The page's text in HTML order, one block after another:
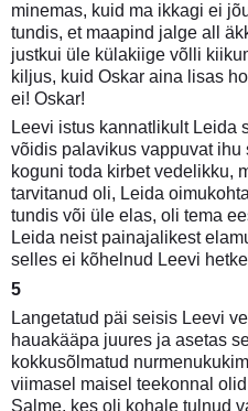
minemas, kuid ma ikkagi ei
tundis, et maapind jalge all
justkui üle külakiige võlli
kiljus, kuid Oskar aina lisas
ei! Oskar!
Leevi istus kannatlikult Leida
võidis palavikus vappuvat ihu
koguni toda kirbet vedelikku,
tarvitanud oli, Leida
tundis või üle elas, oli tema
Leida neist painajalikest
selles ei kõhelnud Leevi
5
Langetatud päi seisis Leevi
hauakääpa juures ja asetas
kokkusõlmatud
viimasel maisel teekonnal
Salme, kes oli kohale tulnud